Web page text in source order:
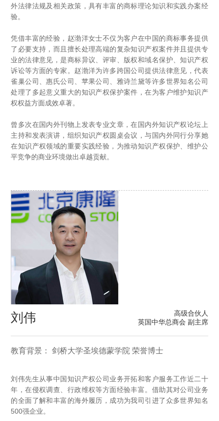
外法律法规及相关政策，具有丰富的商标理论知识和实践办案经
验。
凭借丰富的经验，赵渤洋女士不仅为客户在中国的商标事务提供
了必要支持，而且擅长处理高端的复杂知识产权案件并且提供专
业的法律意见，是商标异议、评审、版权和域名保护、知识产权
诉讼等方面的专家。赵渤洋为许多跨国公司提供法律意见，代表
雀巢公司、惠氏公司、苹果公司、雅诗兰黛等许多世界知名公司
处理了多起意义重大的知识产权保护案件，在为客户维护知识产
权权益方面成效卓著。
曾多次在国内外刊物上发表专业文章，在国内外知识产权论坛上
主持和发表演讲，组织知识产权圆桌会议，与国内外同行分享她
在知识产权领域的重要实践经验，为推动知识产权保护、维护公
平竞争的商业环境做出卓越贡献。
刘伟
高级合伙人
英国中华总商会 副主席
教育背景： 剑桥大学圣埃德蒙学院 荣誉博士
刘伟先生从事中国知识产权公司业务开拓和客户服务工作近二十
年，在侵权调查、行政维权等方面经验丰富。借助其对公司业务
的全面了解和丰富的海外履历，成功为我司引进了众多世界知名
500强企业。